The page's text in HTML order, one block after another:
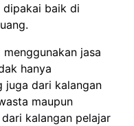
dipakai baik di
jasa
hanya
juga dari kalangan
maupun
kalangan pelajar